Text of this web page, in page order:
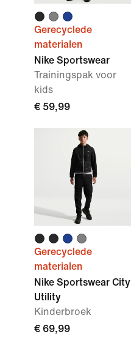
Gerecyclede
materialen
Nike Sportswear
Trainingspak voor
kids
€ 59,99
Gerecyclede
materialen
Nike Sportswear City
Utility
Kinderbroek
€ 69,99